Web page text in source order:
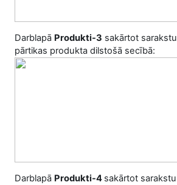
Darblapā Produkti-3 sakārtot
pārtikas produkta dilstošā secībā:
Darblapā Produkti-4 sakārtot